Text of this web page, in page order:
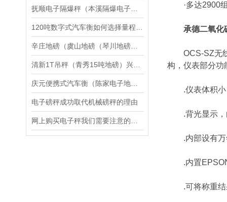
电子磅秤成功取代机械磅秤的理由
·多达2900组
承德二氧化
OCS-SZ无线
构，仪表部分功
.仪表体积小
.背光显示，
.内部设有万
.内置EPSON
.可将称重结